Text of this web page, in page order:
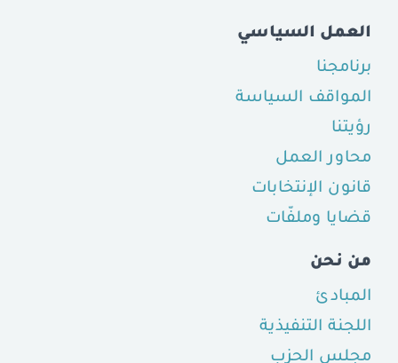
العمل السياسي
برنامجنا
المواقف السياسة
رؤيتنا
محاور العمل
قانون الإنتخابات
قضايا وملفّات
من نحن
المبادئ
اللجنة التنفيذية
مجلس الحزب